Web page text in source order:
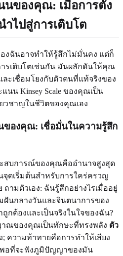
นของคุณ: เมื่อการตั้ง
ำไปสู่การเติบโต
งฉันอาจทำให้รู้สึกไม่มั่นคง แต่ก็
รเติบโตเช่นกัน มันผลักดันให้คุณ
ะเชื่อมโยงกับตัวตนที่แท้จริงของ
น Kinsey Scale ของคุณเป็น
ชาญในชีวิตของคุณเอง
ของคุณ: เชื่อมั่นในความรู้สึก
สบการณ์ของคุณคืออำนาจสูงสุด
ดเริ่มต้นสำหรับการใคร่ครวญ
ามตัวเอง: ฉันรู้สึกอย่างไรเมื่ออยู่
นกลางวันและจินตนาการของ
กต้องและเป็นจริงในใจของฉัน?
าณของคุณเป็นทักษะที่ทรงพลัง ตัว
ความท้าทายคือการทำให้เสียง
พอที่จะฟังภูมิปัญญาของมัน